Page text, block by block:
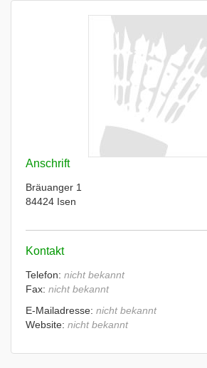
Anschrift
Bräuanger 1
84424 Isen
Kontakt
Telefon: nicht bekannt
Fax: nicht bekannt
E-Mailadresse: nicht bekannt
Website: nicht bekannt